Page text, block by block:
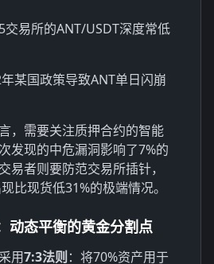
交易所的ANT/USDT深度常低
某国政策导致ANT单日闪崩
，需要关注质押合约的智能
发现的中危漏洞影响了7%的
易者则要防范交易所插针，
比现货低31%的极端情况。
动态平衡的黄金分割点
用7:3法则 ：将70%资产用于